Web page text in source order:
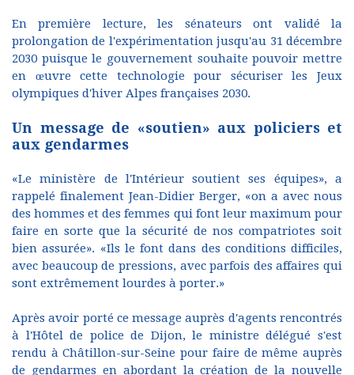
En première lecture, les sénateurs ont validé la
prolongation de l'expérimentation jusqu'au 31 décembre
2030 puisque le gouvernement souhaite pouvoir mettre
en œuvre cette technologie pour sécuriser les Jeux
olympiques d'hiver Alpes françaises 2030.
Un message de «soutien» aux policiers et
aux gendarmes
«Le ministère de l'Intérieur soutient ses équipes», a
rappelé finalement Jean-Didier Berger, «on a avec nous
des hommes et des femmes qui font leur maximum pour
faire en sorte que la sécurité de nos compatriotes soit
bien assurée». «Ils le font dans des conditions difficiles,
avec beaucoup de pressions, avec parfois des affaires qui
sont extrêmement lourdes à porter.»
Après avoir porté ce message auprès d'agents rencontrés
à l'Hôtel de police de Dijon, le ministre délégué s'est
rendu à Châtillon-sur-Seine pour faire de même auprès
de gendarmes en abordant la création de la nouvelle